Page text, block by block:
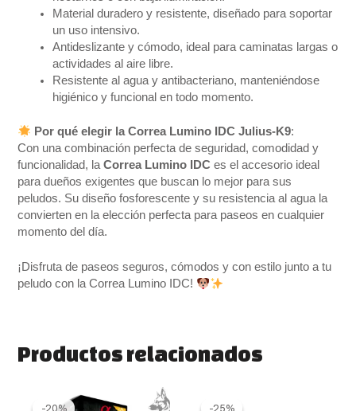
Material duradero y resistente, diseñado para soportar
un uso intensivo.
Antideslizante y cómodo, ideal para caminatas largas o
actividades al aire libre.
Resistente al agua y antibacteriano, manteniéndose
higiénico y funcional en todo momento.
Por qué elegir la Correa Lumino IDC Julius-K9:
Con una combinación perfecta de seguridad, comodidad y
funcionalidad, laCorrea Lumino IDC es el accesorio ideal
para dueños exigentes que buscan lo mejor para sus
peludos. Su diseño fosforescente y su resistencia al agua la
convierten en la elección perfecta para paseos en cualquier
momento del día.
¡Disfruta de paseos seguros, cómodos y con estilo junto a tu
peludo con la Correa Lumino IDC!
Productos relacionados
-20%
-20%
de
Este
producto
-25%
-25%